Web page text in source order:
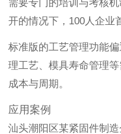
需要专门的培训与考核
开的情况下，100人企业
标准版的工艺管理功能
理工艺、模具寿命管理
成本与周期。
应用案例
汕头潮阳区某紧固件制